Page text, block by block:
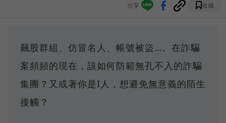
分享 收藏
飆股群組、仿冒名人、帳號被盜…。在詐騙
案頻頻的現在，該如何防範無孔不入的詐騙
集團？又或著你是I人，想避免無意義的陌生
接觸？